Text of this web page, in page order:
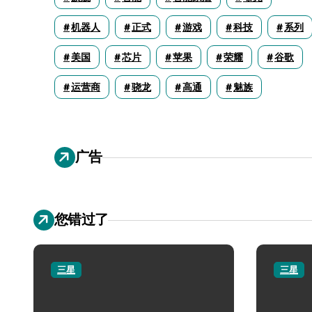
机器人 正式 游戏 科技 系列
美国 芯片 苹果 荣耀 谷歌
运营商 骁龙 高通 魅族
广告
您错过了
三星 三星